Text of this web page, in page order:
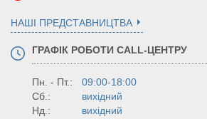
НАШІ ПРЕДСТАВНИЦТВА
ГРАФІК РОБОТИ CALL-ЦЕНТРУ
Пн. - Пт.:
09:00-18:00
Сб.:
вихідний
Нд.:
вихідний